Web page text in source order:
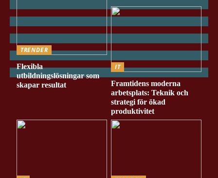
TRENDER
Flexibla
utbildningslösningar som
skapar resultat
IT
Framtidens moderna
arbetsplats: Teknik och
strategi för ökad
produktivitet